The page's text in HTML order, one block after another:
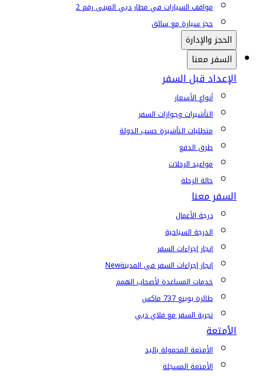
مواقف السيارات في مطار دبي المبنى رقم 2
حجز سيارة مع سائق
الحجز والإدارة
السفر معنا
الإعداد قبل السفر
أنواع الأسعار
التأشيرات وجوازات السفر
متطلبات التأشيرة حسب الدولة
طرق الدفع
مواعيد الرحلات
حالة الرحلة
السفر معنا
درجة الأعمال
الدرجة السياحية
إنجاز إجراءات السفر
إنجاز إجراءات السفر في المدينةNew
خدمات المساعدة لأصحاب الهمم
طائرة بوينغ 737 ماكس
تجربة السفر مع فلاي دبي
الأمتعة
الأمتعة المحمولة باليد
الأمتعة المسجلة